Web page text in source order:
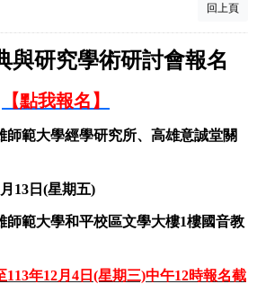
回上頁
與研究學術研討會報名
【點我報名】
師範大學經學研究所、高雄意誠堂關
13日(星期五)
師範大學和平校區文學大樓1樓國音教
113年12月4日(星期三)中午12時報名截